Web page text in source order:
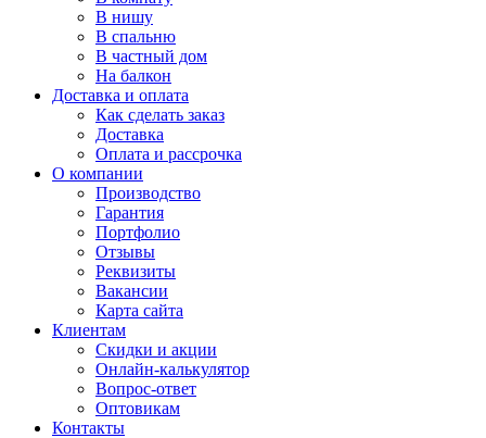
В нишу
В спальню
В частный дом
На балкон
Доставка и оплата
Как сделать заказ
Доставка
Оплата и рассрочка
О компании
Производство
Гарантия
Портфолио
Отзывы
Реквизиты
Вакансии
Карта сайта
Клиентам
Скидки и акции
Онлайн-калькулятор
Вопрос-ответ
Оптовикам
Контакты